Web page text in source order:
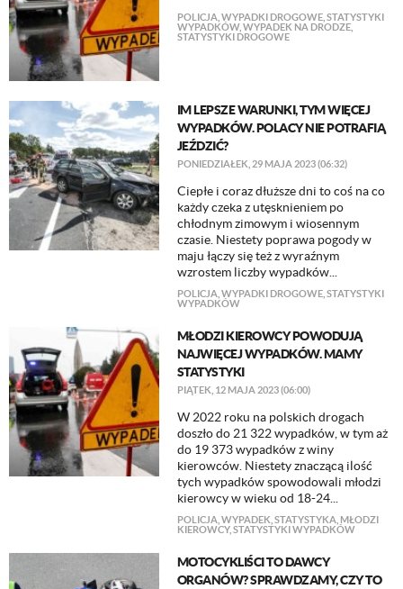
POLICJA WYPADKI DROGOWE, STATYSTYKI
WYPADKÓW, WYPADEK NA DRODZE,
STATYSTYKI DROGOWE
IM LEPSZE WARUNKI, TYM WIĘCEJ
WYPADKÓW. POLACY NIE POTRAFIĄ
JEŹDZIĆ?
PONIEDZIAŁEK, 29 MAJA 2023 (06:32)
Ciepłe i coraz dłuższe dni to coś na co
każdy czeka z utęsknieniem po
chłodnym zimowym i wiosennym
czasie. Niestety poprawa pogody w
maju łączy się też z wyraźnym
wzrostem liczby wypadków...
POLICJA WYPADKI DROGOWE, STATYSTYKI
WYPADKÓW
MŁODZI KIEROWCY POWODUJĄ
NAJWIĘCEJ WYPADKÓW. MAMY
STATYSTYKI
PIĄTEK, 12 MAJA 2023 (06:00)
W 2022 roku na polskich drogach
doszło do 21 322 wypadków, w tym aż
do 19 373 wypadków z winy
kierowców. Niestety znaczącą ilość
tych wypadków spowodowali młodzi
kierowcy w wieku od 18-24...
POLICJA WYPADEK STATYSTYKA MŁODZI
KIEROWCY, STATYSTYKI WYPADKÓW
​MOTOCYKLIŚCI TO DAWCY
ORGANÓW? SPRAWDZAMY, CZY TO